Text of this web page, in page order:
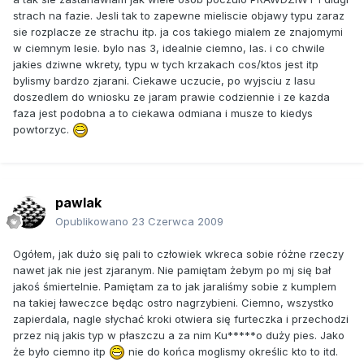
strach na fazie. Jesli tak to zapewne mieliscie objawy typu zaraz
sie rozplacze ze strachu itp. ja cos takiego mialem ze znajomymi
w ciemnym lesie. bylo nas 3, idealnie ciemno, las. i co chwile
jakies dziwne wkrety, typu w tych krzakach cos/ktos jest itp
bylismy bardzo zjarani. Ciekawe uczucie, po wyjsciu z lasu
doszedlem do wniosku ze jaram prawie codziennie i ze kazda
faza jest podobna a to ciekawa odmiana i musze to kiedys
powtorzyc.
pawlak
Opublikowano 23 Czerwca 2009
Ogółem, jak dużo się pali to człowiek wkreca sobie różne rzeczy
nawet jak nie jest zjaranym. Nie pamiętam żebym po mj się bał
jakoś śmiertelnie. Pamiętam za to jak jaraliśmy sobie z kumplem
na takiej ławeczce będąc ostro nagrzybieni. Ciemno, wszystko
zapierdala, nagle słychać kroki otwiera się furteczka i przechodzi
przez nią jakis typ w płaszczu a za nim Ku*****o duży pies. Jako
że było ciemno itp
nie do końca moglismy określic kto to itd.